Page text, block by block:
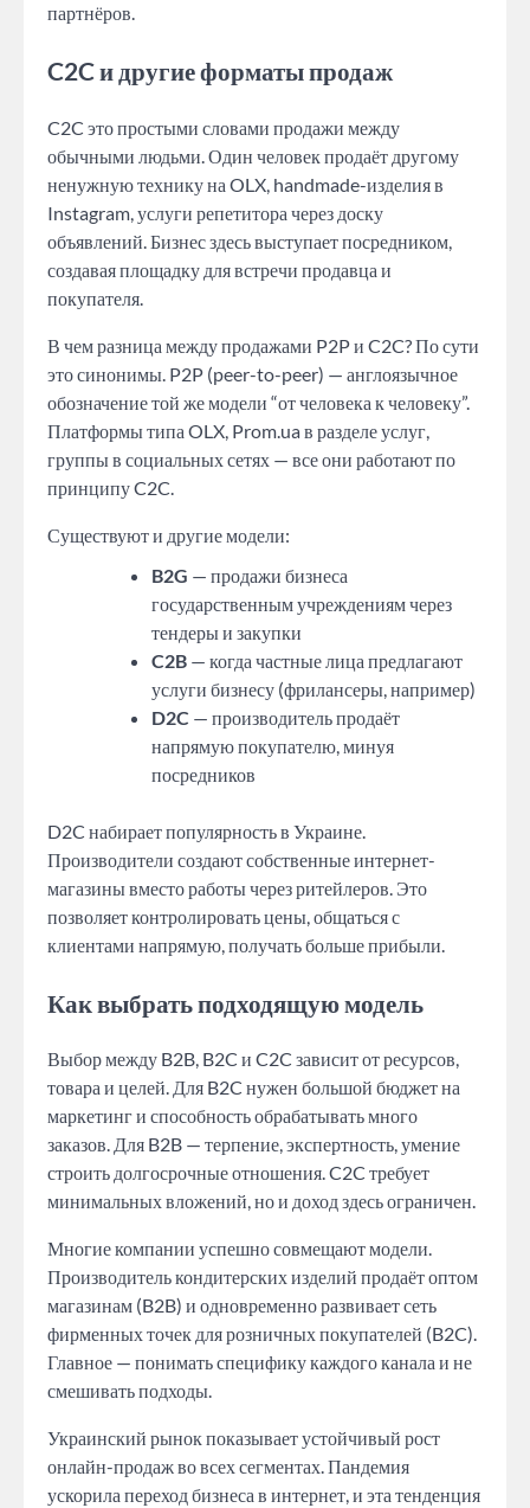
партнёров.
C2C и другие форматы продаж
C2C это простыми словами продажи между
обычными людьми. Один человек продаёт другому
ненужную технику на OLX, handmade-изделия в
Instagram, услуги репетитора через доску
объявлений. Бизнес здесь выступает посредником,
создавая площадку для встречи продавца и
покупателя.
В чем разница между продажами P2P и C2C? По сути
это синонимы. P2P (peer-to-peer) — англоязычное
обозначение той же модели “от человека к человеку”.
Платформы типа OLX, Prom.ua в разделе услуг,
группы в социальных сетях — все они работают по
принципу C2C.
Существуют и другие модели:
B2G — продажи бизнеса
государственным учреждениям через
тендеры и закупки
C2B — когда частные лица предлагают
услуги бизнесу (фрилансеры, например)
D2C — производитель продаёт
напрямую покупателю, минуя
посредников
D2C набирает популярность в Украине.
Производители создают собственные интернет-
магазины вместо работы через ритейлеров. Это
позволяет контролировать цены, общаться с
клиентами напрямую, получать больше прибыли.
Как выбрать подходящую модель
Выбор между B2B, B2C и C2C зависит от ресурсов,
товара и целей. Для B2C нужен большой бюджет на
маркетинг и способность обрабатывать много
заказов. Для B2B — терпение, экспертность, умение
строить долгосрочные отношения. C2C требует
минимальных вложений, но и доход здесь ограничен.
Многие компании успешно совмещают модели.
Производитель кондитерских изделий продаёт оптом
магазинам (B2B) и одновременно развивает сеть
фирменных точек для розничных покупателей (B2C).
Главное — понимать специфику каждого канала и не
смешивать подходы.
Украинский рынок показывает устойчивый рост
онлайн-продаж во всех сегментах. Пандемия
ускорила переход бизнеса в интернет, и эта тенденция